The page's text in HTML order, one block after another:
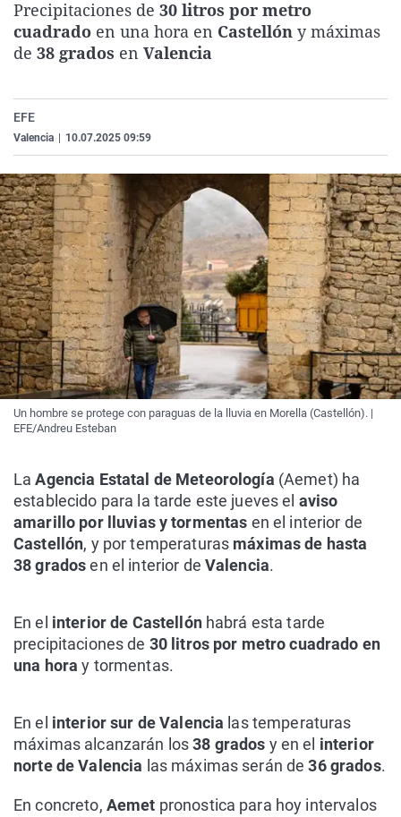
La rosa de los vientos
Gente viajera
Caso
Retornados
Extremadura
Galicia
Virales
Televisión
Precipitaciones de 30 litros por metro
cuadrado en una hora en Castellón y máximas
de 38 grados en Valencia
EFE
Valencia 10.07.2025 09:59
Un hombre se protege con paraguas de la lluvia en Morella (Castellón). |
EFE/Andreu Esteban
La Agencia Estatal de Meteorología (Aemet) ha
establecido para la tarde este jueves el aviso
amarillo por lluvias y tormentas en el interior de
Castellón, y por temperaturas máximas de hasta
38 gradosen el interior de Valencia.
En el interior de Castellónhabrá esta tarde
precipitaciones de 30 litros por metro cuadrado en
una hora y tormentas.
En el interior sur de Valencia las temperaturas
máximas alcanzarán los38 grados y en el interior
norte de Valencia las máximas serán de 36 grados.
En concreto, Aemet pronostica para hoy intervalos